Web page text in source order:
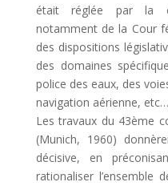
était réglée par la
notamment de la Cour
des dispositions
des domaines
police des eaux, des
navigation aérienne, etc…
Les travaux du 43ème
(Munich, 1960)
décisive, en
rationaliser l’ensemble